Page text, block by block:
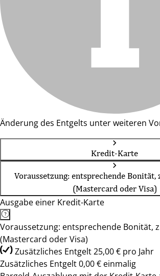
Änderung des Entgelts unter weiteren
Kredit-Karte
Voraussetzung: entsprechende Bonität,
(Mastercard oder Visa)
Ausgabe einer Kredit-Karte
Voraussetzung: entsprechende Bonität,
(Mastercard oder Visa)
Zusätzliches Entgelt 25,00 € pro Jahr
Zusätzliches Entgelt 0,00 € einmalig